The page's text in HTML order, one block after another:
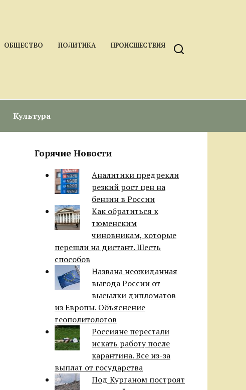
ОБЩЕСТВО ПОЛИТИКА ПРОИСШЕСТВИЯ
Культура
Горячие Новости
Аналитики предрекли
резкий рост цен на
бензин в России
Как обратиться к
тюменским
чиновникам, которые
перешли на дистант. Шесть
способов
Названа неожиданная
выгода России от
высылки дипломатов
из Европы. Объяснение
геополитологов
Россияне перестали
искать работу после
карантина. Все из-за
выплат от государства
Под Курганом построят